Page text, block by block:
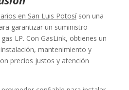
en San Luis Potosíson una
garantizar un suministro
LP. Con GasLink, obtienes un
mantenimiento y
precios justos y atención